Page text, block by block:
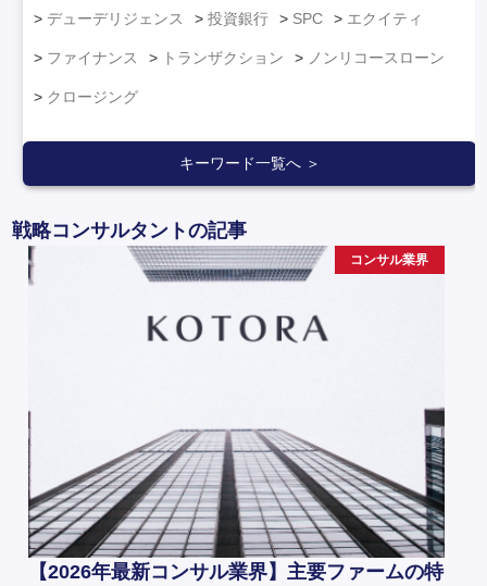
デューデリジェンス 投資銀行 SPC エクイティ
ファイナンス トランザクション ノンリコースローン
クロージング
キーワード一覧へ ＞
戦略コンサルタントの記事
コンサル業界
【2026年最新コンサル業界】主要ファームの特